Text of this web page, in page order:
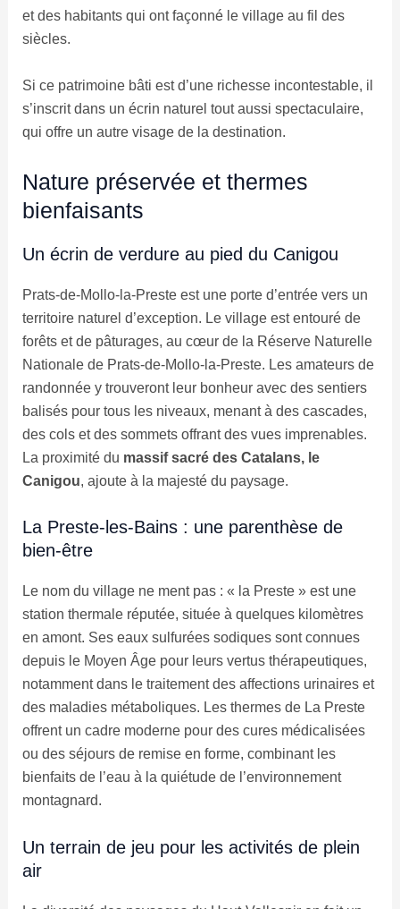
et des habitants qui ont façonné le village au fil des
siècles.
Si ce patrimoine bâti est d’une richesse incontestable, il
s’inscrit dans un écrin naturel tout aussi spectaculaire,
qui offre un autre visage de la destination.
Nature préservée et thermes
bienfaisants
Un écrin de verdure au pied du Canigou
Prats-de-Mollo-la-Preste est une porte d’entrée vers un
territoire naturel d’exception. Le village est entouré de
forêts et de pâturages, au cœur de la Réserve Naturelle
Nationale de Prats-de-Mollo-la-Preste. Les amateurs de
randonnée y trouveront leur bonheur avec des sentiers
balisés pour tous les niveaux, menant à des cascades,
des cols et des sommets offrant des vues imprenables.
La proximité du massif sacré des Catalans, le
Canigou, ajoute à la majesté du paysage.
La Preste-les-Bains : une parenthèse de
bien-être
Le nom du village ne ment pas : « la Preste » est une
station thermale réputée, située à quelques kilomètres
en amont. Ses eaux sulfurées sodiques sont connues
depuis le Moyen Âge pour leurs vertus thérapeutiques,
notamment dans le traitement des affections urinaires et
des maladies métaboliques. Les thermes de La Preste
offrent un cadre moderne pour des cures médicalisées
ou des séjours de remise en forme, combinant les
bienfaits de l’eau à la quiétude de l’environnement
montagnard.
Un terrain de jeu pour les activités de plein
air